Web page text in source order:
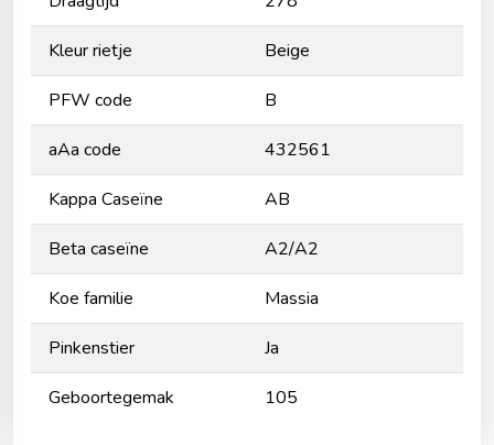
Kleur rietje Beige
PFW code B
aAa code 432561
Kappa Caseïne AB
Beta caseïne A2/A2
Koe familie Massia
Pinkenstier Ja
Geboortegemak 105